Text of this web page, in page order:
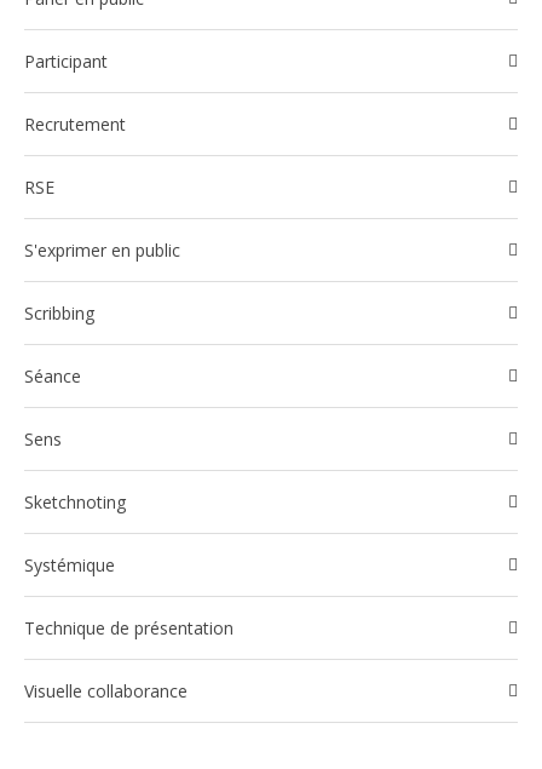
participant
Recrutement
RSE
S'exprimer en public
Scribbing
Séance
Sens
Sketchnoting
Systémique
Technique de présentation
Visuelle collaborance